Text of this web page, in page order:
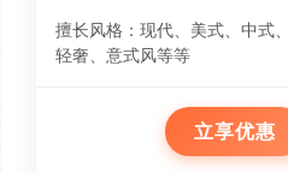
擅长风格：现代、美式、中式
轻奢、意式风等等
立享优惠